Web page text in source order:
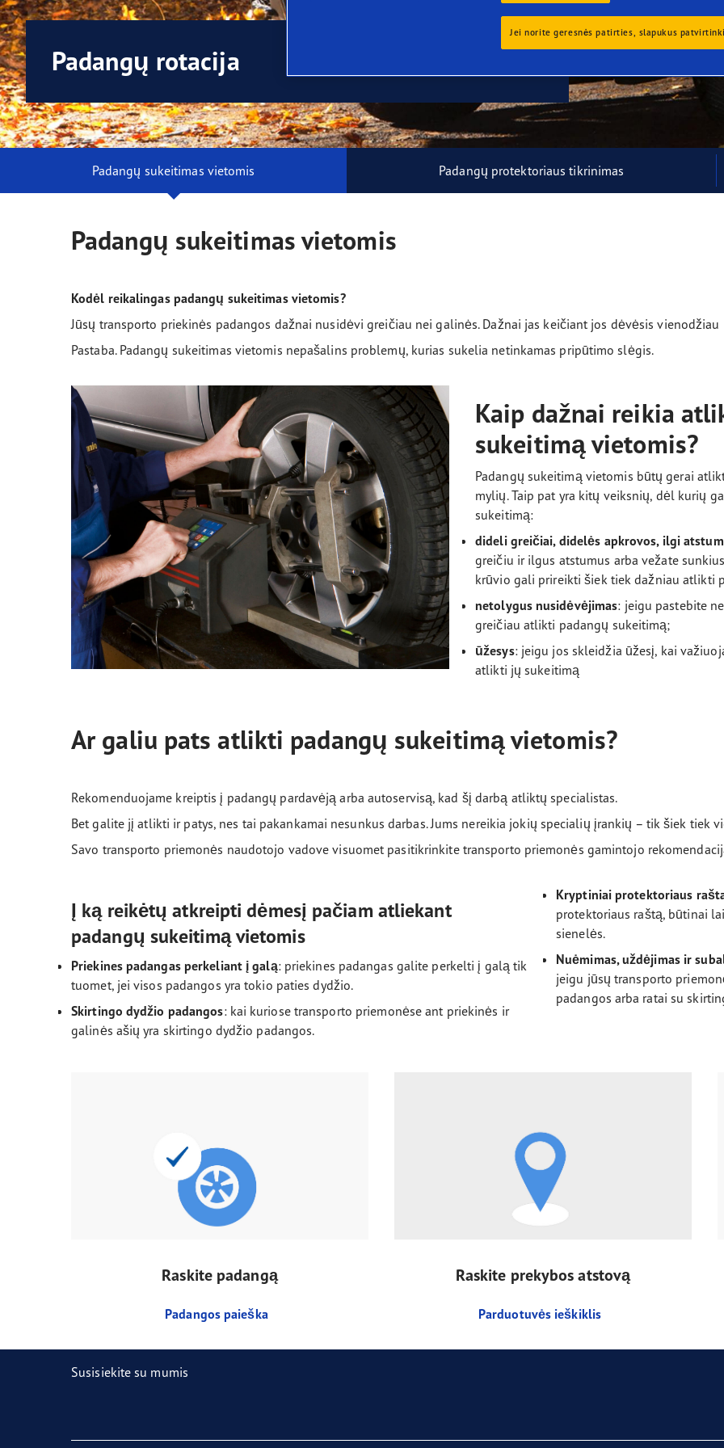
Padangų priežiūra
Automobilių gamintojai (OE)
Padangų rotacija
Padangų sukeitimas vietomis Padangų protektoriaus tikrinimas
Padangų sukeitimas vietomis
Kodėl reikalingas padangų sukeitimas vietomis?
Jūsų transporto priekinės padangos dažnai nusidėvi greičiau nei galinės. Dažnai jas keičiant jos dėvėsis
Pastaba. Padangų sukeitimas vietomis nepašalins problemų, kurias sukelia netinkamas pripūtimo slėgis.
Kaip dažnai reikia
sukeitimą vietomis?
Padangų sukeitimą vietomis būtų gerai
mylių. Taip pat yra kitų veiksnių, dėl kurių
sukeitimą:
dideli greičiai, didelės apkrovos, ilgi
greičiu ir ilgus atstumus arba vežate
krūvio gali prireikti šiek tiek dažniau atlikti
netolygus nusidėvėjimas: jeigu pastebite
greičiau atlikti padangų sukeitimą;
ūžesys: jeigu jos skleidžia ūžesį, kai
atlikti jų sukeitimą
Ar galiu pats atlikti padangų sukeitimą vietomis?
Rekomenduojame kreiptis į padangų pardavėją arba autoservisą, kad šį darbą atliktų specialistas.
Bet galite jį atlikti ir patys, nes tai pakankamai nesunkus darbas. Jums nereikia jokių specialių įrankių – tik šiek tiek
Savo transporto priemonės naudotojo vadove visuomet pasitikrinkite transporto priemonės gamintojo
Į ką reikėtų atkreipti dėmesį pačiam atliekant
padangų sukeitimą vietomis
Priekines padangas perkeliant į galą: priekines padangas galite perkelti į galą tik
tuomet, jei visos padangos yra tokio paties dydžio.
Skirtingo dydžio padangos: kai kuriose transporto priemonėse ant priekinės ir
galinės ašių yra skirtingo dydžio padangos.
Kryptiniai protektoriaus
protektoriaus raštą, būtinai
sienelės.
Nuėmimas, uždėjimas ir
jeigu jūsų transporto
padangos arba ratai su
Raskite padangą
Padangos paieška
Raskite prekybos atstovą
Parduotuvės ieškiklis
Susisiekite su mumis
Jei norite geresnės patirties, slapukus